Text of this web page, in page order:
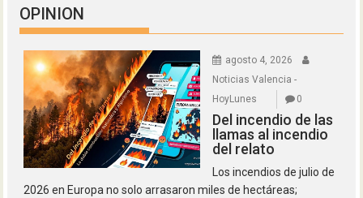
OPINION
agosto 4, 2026
Noticias Valencia -
HoyLunes
0
Del incendio de las
llamas al incendio
del relato
Los incendios de julio de
2026 en Europa no solo arrasaron miles de hectáreas;